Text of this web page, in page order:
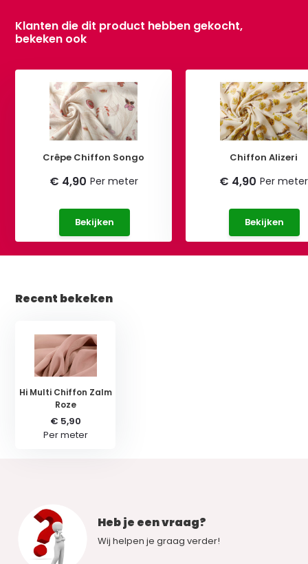
Klanten die dit product hebben gekocht,
bekeken ook
Crêpe Chiffon Songo
€ 4,90 Per meter
Bekijken
Chiffon Alizeri
€ 4,90 Per meter
Bekijken
Recent bekeken
Hi Multi Chiffon Zalm
Roze
€ 5,90
Per meter
Heb je een vraag?
Wij helpen je graag verder!